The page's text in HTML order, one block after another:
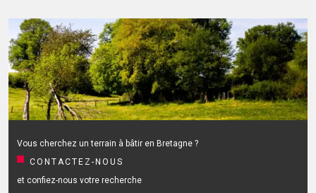
Vous cherchez un terrain à bâtir en Bretagne ?
CONTACTEZ-NOUS
et confiez-nous votre recherche